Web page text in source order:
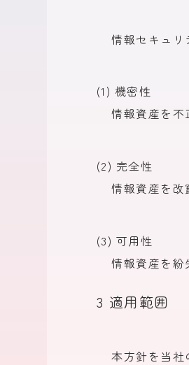
情報セキュリ
(1) 機密性
情報資産を不
(2) 完全性
情報資産を改
(3) 可用性
情報資産を紛
3 適用範囲
本方針を 当社